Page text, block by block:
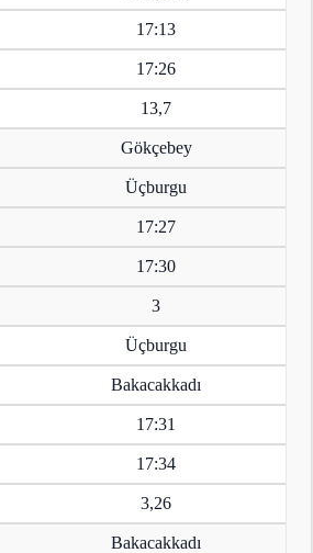
17:13
17:26
13,7
Gökçebey
Üçburgu
17:27
17:30
3
Üçburgu
Bakacakkadı
17:31
17:34
3,26
Bakacakkadı